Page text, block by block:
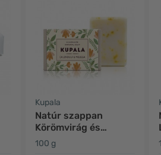
Kupala
Natúr szappan
Körömvirág és
Citromfű
100 g